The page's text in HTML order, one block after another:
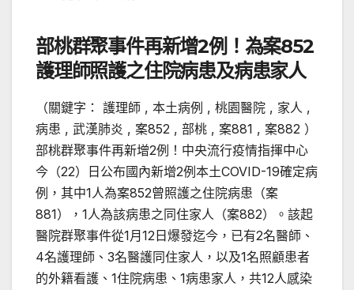
部桃群聚事件再新增2例！為案852
護理師照護之住院病患及病患家人
（關鍵字： 護理師 , 本土病例 , 桃園醫院 , 家人 ,
病患 , 武漢肺炎 , 案852 , 部桃 , 案881 , 案882 ）
部桃群聚事件再新增2例！中央流行疫情指揮中心
今（22）日公布國內新增2例本土COVID-19確定病
例，其中1人為案852曾照護之住院病患（案
881），1人為該病患之同住家人（案882）。該起
醫院群聚事件從1月12日爆發迄今，已有2名醫師、
4名護理師、3名醫護同住家人，以及1名照顧患者
的外籍看護、1住院病患、1病患家人，共12人感染